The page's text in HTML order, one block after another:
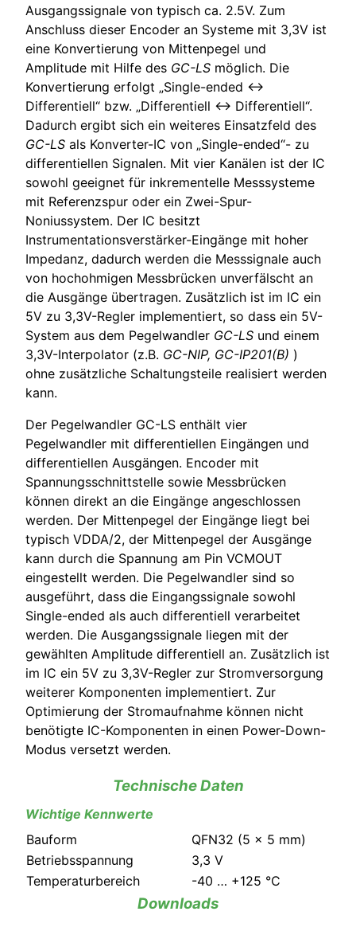
Ausgangssignale von typisch ca. 2.5V. Zum
Anschluss dieser Encoder an Systeme mit 3,3V ist
eine Konvertierung von Mittenpegel und
Amplitude mit Hilfe des GC-LS möglich. Die
Konvertierung erfolgt „Single-ended ↔
Differentiell“ bzw. „Differentiell ↔ Differentiell“.
Dadurch ergibt sich ein weiteres Einsatzfeld des
GC-LS als Konverter-IC von „Single-ended“- zu
differentiellen Signalen. Mit vier Kanälen ist der IC
sowohl geeignet für inkrementelle Messsysteme
mit Referenzspur oder ein Zwei-Spur-
Noniussystem. Der IC besitzt
Instrumentationsverstärker-Eingänge mit hoher
Impedanz, dadurch werden die Messsignale auch
von hochohmigen Messbrücken unverfälscht an
die Ausgänge übertragen. Zusätzlich ist im IC ein
5V zu 3,3V-Regler implementiert, so dass ein 5V-
System aus dem Pegelwandler GC-LS und einem
3,3V-Interpolator (z.B. GC-NIP, GC-IP201(B) )
ohne zusätzliche Schaltungsteile realisiert werden
kann.
Der Pegelwandler GC-LS enthält vier
Pegelwandler mit differentiellen Eingängen und
differentiellen Ausgängen. Encoder mit
Spannungsschnittstelle sowie Messbrücken
können direkt an die Eingänge angeschlossen
werden. Der Mittenpegel der Eingänge liegt bei
typisch VDDA/2, der Mittenpegel der Ausgänge
kann durch die Spannung am Pin VCMOUT
eingestellt werden. Die Pegelwandler sind so
ausgeführt, dass die Eingangssignale sowohl
Single-ended als auch differentiell verarbeitet
werden. Die Ausgangssignale liegen mit der
gewählten Amplitude differentiell an. Zusätzlich ist
im IC ein 5V zu 3,3V-Regler zur Stromversorgung
weiterer Komponenten implementiert. Zur
Optimierung der Stromaufnahme können nicht
benötigte IC-Komponenten in einen Power-Down-
Modus versetzt werden.
Technische Daten
Wichtige Kennwerte
Bauform
QFN32 (5 x 5 mm)
Betriebsspannung
3,3 V
Temperaturbereich
-40 … +125 °C
Downloads